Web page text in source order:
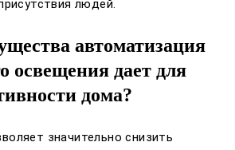
людей.
автоматизация
освещения дает для
дома?
значительно снизить